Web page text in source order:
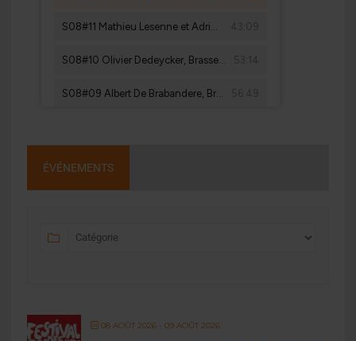
ÉVÉNEMENTS
08 AOÛT 2026- 09 AOÛT 2026